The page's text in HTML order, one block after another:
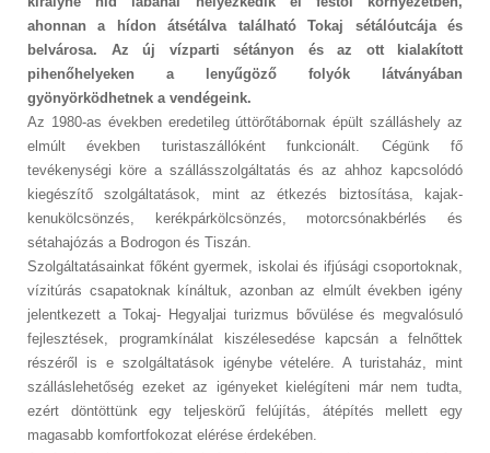
ahonnan a hídon átsétálva található Tokaj sétálóutcája és
belvárosa. Az új vízparti sétányon és az ott kialakított
pihenőhelyeken a lenyűgöző folyók látványában
gyönyörködhetnek a vendégeink.
Az 1980-as években eredetileg úttörőtábornak épült szálláshely az
elmúlt években turistaszállóként funkcionált. Cégünk fő
tevékenységi köre a szállásszolgáltatás és az ahhoz kapcsolódó
kiegészítő szolgáltatások, mint az étkezés biztosítása, kajak-
kenukölcsönzés, kerékpárkölcsönzés, motorcsónakbérlés és
sétahajózás a Bodrogon és Tiszán.
Szolgáltatásainkat főként gyermek, iskolai és ifjúsági csoportoknak,
vízitúrás csapatoknak kínáltuk, azonban az elmúlt években igény
jelentkezett a Tokaj- Hegyaljai turizmus bővülése és megvalósuló
fejlesztések, programkínálat kiszélesedése kapcsán a felnőttek
részéről is e szolgáltatások igénybe vételére. A turistaház, mint
szálláslehetőség ezeket az igényeket kielégíteni már nem tudta,
ezért döntöttünk egy teljeskörű felújítás, átépítés mellett egy
magasabb komfortfokozat elérése érdekében.